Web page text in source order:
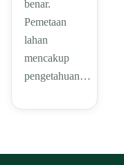
benar.
Pemetaan
lahan
mencakup
pengetahuan…